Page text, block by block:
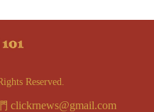
Reserved.
clickrnews@gmail.com